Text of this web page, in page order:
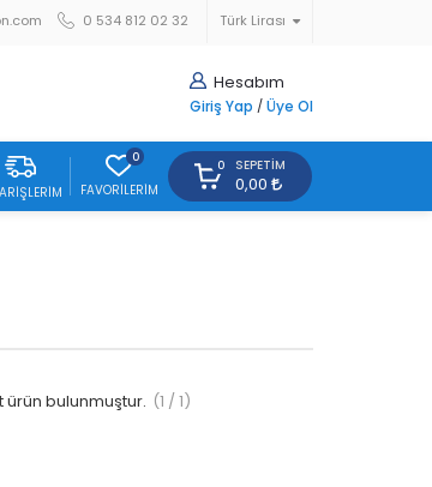
Türk Lirası
0 534 812 02 32
Hesabım
Giriş Yap / Üye Ol
0
FAVORILERIM
0 SEPETIM
0,00
ürün bulunmuştur. (1 / 1)